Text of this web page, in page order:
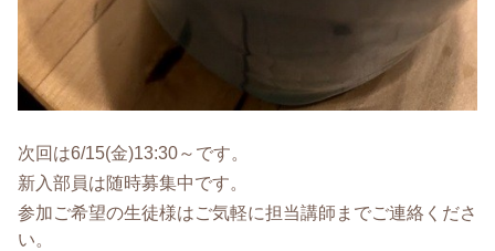
次回は6/15(金)13:30～です。
新入部員は随時募集中です。
参加ご希望の生徒様はご気軽に担当講師までご連絡くださ
い。